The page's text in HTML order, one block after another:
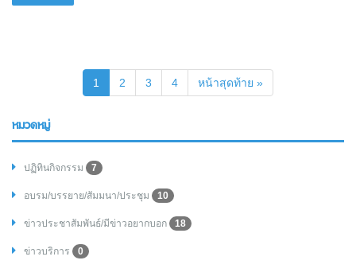
1 (current)
2 3 4 หน้าสุดท้าย »
หมวดหมู่
ปฏิทินกิจกรรม 7
อบรม/บรรยาย/สัมมนา/ประชุม 10
ข่าวประชาสัมพันธ์/มีข่าวอยากบอก 18
ข่าวบริการ 0